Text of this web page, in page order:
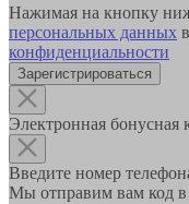
Нажимая на кнопку
персональных данных
конфиденциальности
Зарегистрироваться
Электронная бонусная
Введите номер
Мы отправим вам код